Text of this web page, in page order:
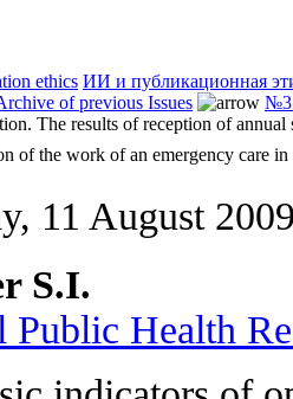
ethics ИИ и публикационная
of previous Issues
№3
The results of reception of
of the work of an emergency care
11 August
S.I.
Public Health